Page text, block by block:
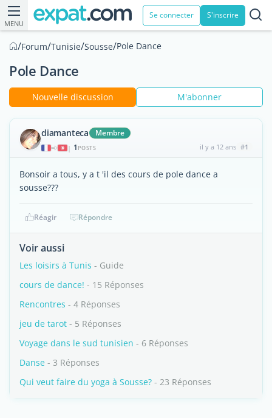
MENU
Se connecter S'inscrire
/Forum/Tunisie/Sousse/Pole Dance
Pole Dance
Nouvelle discussion M'abonner
diamanteca Membre
| 1 POSTS il y a 12 ans #1
Bonsoir a tous, y a t 'il des cours de pole dance a
sousse???
Réagir Répondre
Voir aussi
Les loisirs à Tunis - Guide
cours de dance! - 15 Réponses
Rencontres - 4 Réponses
jeu de tarot - 5 Réponses
Voyage dans le sud tunisien - 6 Réponses
Danse - 3 Réponses
Qui veut faire du yoga à Sousse? - 23 Réponses